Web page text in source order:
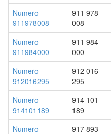
Numero
911978008
911 978
008
Numero
911984000
911 984
000
Numero
912016295
912 016
295
Numero
914101189
914 101
189
Numero
917 893